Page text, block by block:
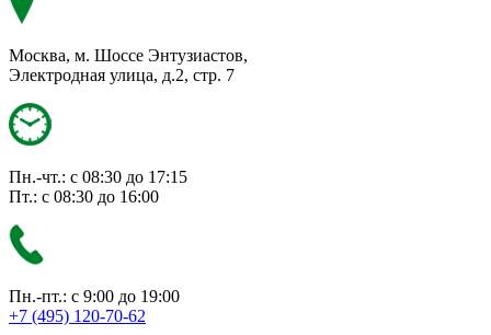
Москва, м. Шоссе Энтузиастов,
Электродная улица, д.2, стр. 7
Пн.-чт.: с 08:30 до 17:15
Пт.: с 08:30 до 16:00
Пн.-пт.: с 9:00 до 19:00
+7 (495) 120-70-62